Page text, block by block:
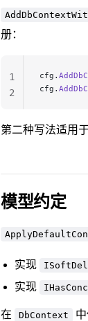
册：
cfg.
cfg.
1
2
第二种写法适用
模型约定
实现
实现
在 DbContext 中